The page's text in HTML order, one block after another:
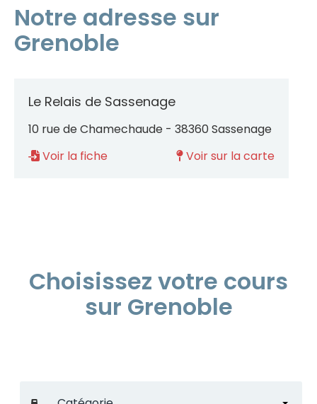
Notre adresse sur
Grenoble
Le Relais de Sassenage
10 rue de Chamechaude - 38360 Sassenage
Voir la fiche
Voir sur la carte
Choisissez votre cours
sur Grenoble